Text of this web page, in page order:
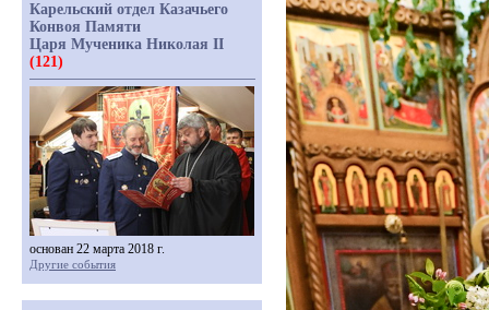
Карельский отдел Казачьего
Конвоя Памяти
Царя Мученика Николая II
(121)
основан 22 марта 2018 г.
Другие события